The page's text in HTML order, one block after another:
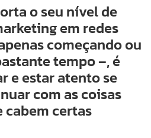
o seu nível de
em redes
começando ou
tempo –, é
e estar atento se
com as coisas
cabem certas